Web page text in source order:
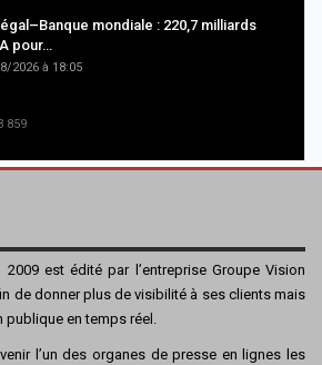
mondiale : 220,7 milliards
pour…
2026 à 18:05
859
2009 est édité par l’entreprise Groupe Vision
de donner plus de visibilité à ses clients mais
publique en temps réel.
l’un des organes de presse en lignes les